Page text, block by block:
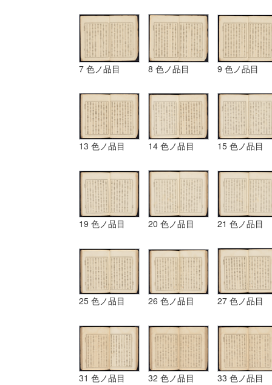
7 色ノ品目 8 色ノ品目 9 色ノ品目
13 色ノ品目 14 色ノ品目 15 色ノ品目
19 色ノ品目 20 色ノ品目 21 色ノ品目
25 色ノ品目 26 色ノ品目 27 色ノ品目
31 色ノ品目 32 色ノ品目 33 色ノ品目